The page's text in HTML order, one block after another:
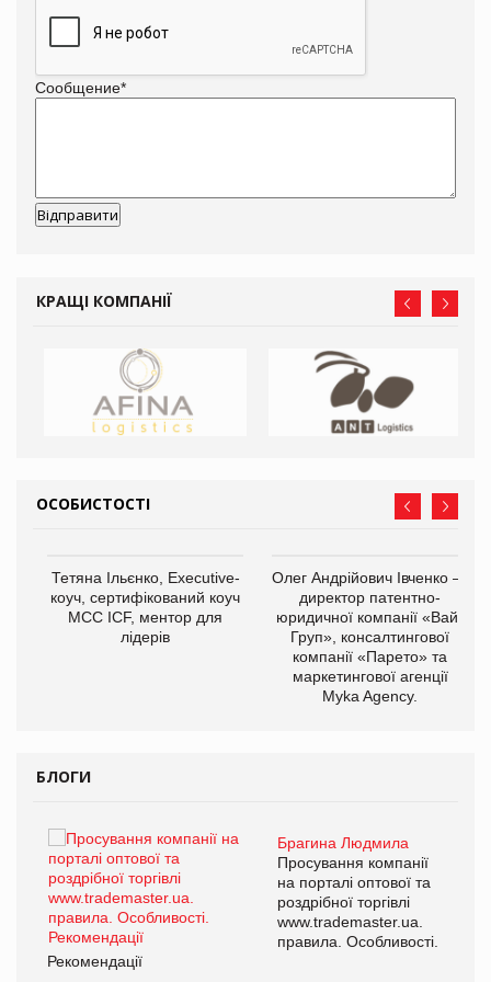
Сообщение*
КРАЩІ КОМПАНІЇ
ОСОБИСТОСТІ
Тетяна Ільєнко, Executive-
коуч, сертифікований коуч
МСС ICF, ментор для
лідерів
Олег Андрійович Івченко —
директор патентно-
юридичної компанії «Вайз
Груп», консалтингової
компанії «Парето» та
маркетингової агенції
Myka Agency.
БЛОГИ
Брагина Людмила
Просування компанії
на порталі оптової та
роздрібної торгівлі
www.trademaster.ua.
правила. Особливості.
Рекомендації